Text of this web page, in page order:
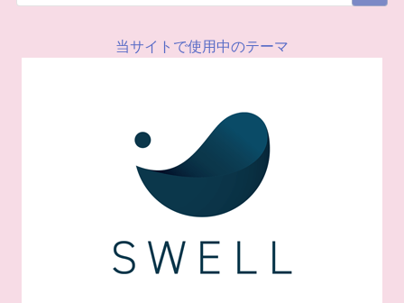
当サイトで使用中のテーマ